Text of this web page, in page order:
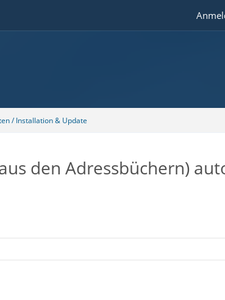
/ Installation & Update
den Adressbüchern)